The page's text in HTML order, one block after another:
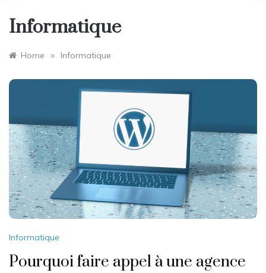
Téléphonie
Informatique
Informatique
Home » Informatique
Informatique
Pourquoi faire appel à une agence